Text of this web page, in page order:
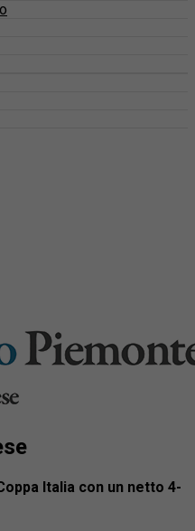
Italia con un netto 4-